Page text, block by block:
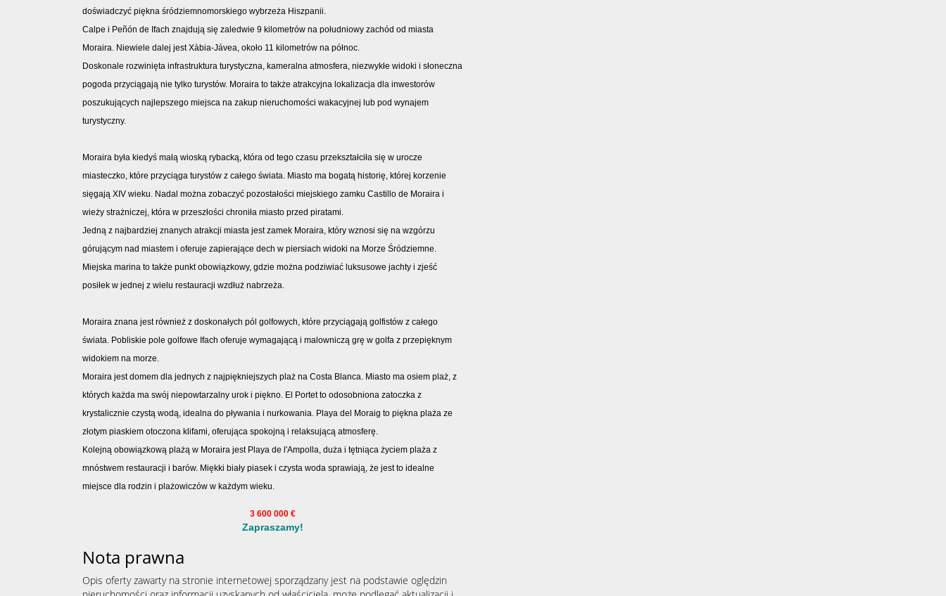
doświadczyć piękna śródziemnomorskiego wybrzeża Hiszpanii.
Calpe i Peñón de Ifach znajdują się zaledwie 9 kilometrów na południowy zachód od miasta
Moraira. Niewiele dalej jest Xàbia-Jávea, około 11 kilometrów na północ.
Doskonale rozwinięta infrastruktura turystyczna, kameralna atmosfera, niezwykłe widoki i słoneczna
pogoda przyciągają nie tylko turystów. Moraira to także atrakcyjna lokalizacja dla inwestorów
poszukujących najlepszego miejsca na zakup nieruchomości wakacyjnej lub pod wynajem
turystyczny.
Moraira była kiedyś małą wioską rybacką, która od tego czasu przekształciła się w urocze
miasteczko, które przyciąga turystów z całego świata. Miasto ma bogatą historię, której korzenie
sięgają XIV wieku. Nadal można zobaczyć pozostałości miejskiego zamku Castillo de Moraira i
wieży strażniczej, która w przeszłości chroniła miasto przed piratami.
Jedną z najbardziej znanych atrakcji miasta jest zamek Moraira, który wznosi się na wzgórzu
górującym nad miastem i oferuje zapierające dech w piersiach widoki na Morze Śródziemne.
Miejska marina to także punkt obowiązkowy, gdzie można podziwiać luksusowe jachty i zjeść
posiłek w jednej z wielu restauracji wzdłuż nabrzeża.
Moraira znana jest również z doskonałych pól golfowych, które przyciągają golfistów z całego
świata. Pobliskie pole golfowe Ifach oferuje wymagającą i malowniczą grę w golfa z przepięknym
widokiem na morze.
Moraira jest domem dla jednych z najpiękniejszych plaż na Costa Blanca. Miasto ma osiem plaż, z
których każda ma swój niepowtarzalny urok i piękno. El Portet to odosobniona zatoczka z
krystalicznie czystą wodą, idealna do pływania i nurkowania. Playa del Moraig to piękna plaża ze
złotym piaskiem otoczona klifami, oferująca spokojną i relaksującą atmosferę.
Kolejną obowiązkową plażą w Moraira jest Playa de l'Ampolla, duża i tętniąca życiem plaża z
mnóstwem restauracji i barów. Miękki biały piasek i czysta woda sprawiają, że jest to idealne
miejsce dla rodzin i plażowiczów w każdym wieku.
3 600 000 €
Zapraszamy!
Nota prawna
Opis oferty zawarty na stronie internetowej sporządzany jest na podstawie oględzin